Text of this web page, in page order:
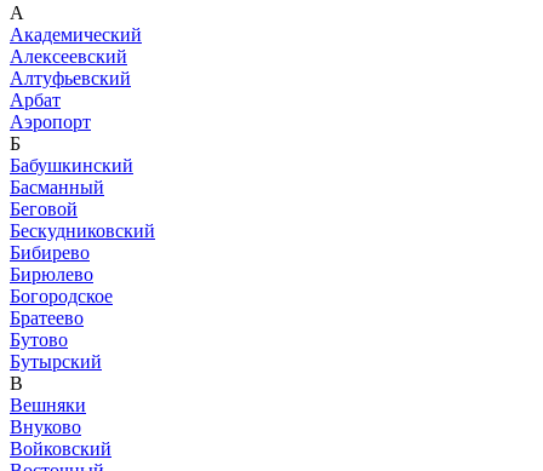
А
Академический
Алексеевский
Алтуфьевский
Арбат
Аэропорт
Б
Бабушкинский
Басманный
Беговой
Бескудниковский
Бибирево
Бирюлево
Богородское
Братеево
Бутово
Бутырский
В
Вешняки
Внуково
Войковский